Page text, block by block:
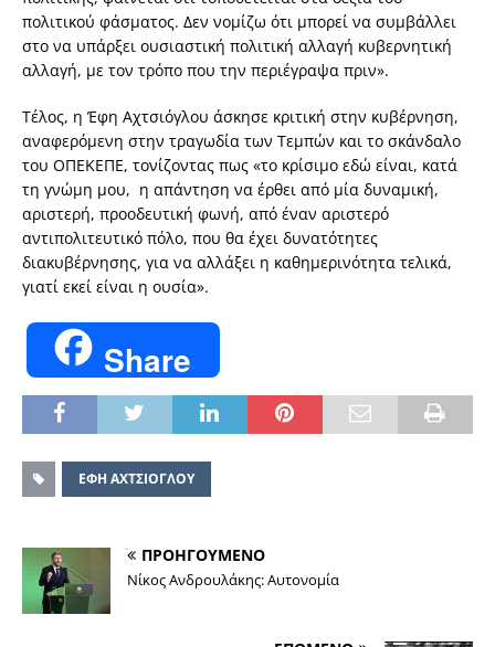
πολιτικού φάσματος. Δεν νομίζω ότι μπορεί να συμβάλλει
στο να υπάρξει ουσιαστική πολιτική αλλαγή κυβερνητική
αλλαγή, με τον τρόπο που την περιέγραψα πριν».
Τέλος, η Έφη Αχτσιόγλου άσκησε κριτική στην κυβέρνηση,
αναφερόμενη στην τραγωδία των Τεμπών και το σκάνδαλο
του ΟΠΕΚΕΠΕ, τονίζοντας πως «το κρίσιμο εδώ είναι, κατά
τη γνώμη μου, η απάντηση να έρθει από μία δυναμική,
αριστερή, προοδευτική φωνή, από έναν αριστερό
αντιπολιτευτικό πόλο, που θα έχει δυνατότητες
διακυβέρνησης, για να αλλάξει η καθημερινότητα τελικά,
γιατί εκεί είναι η ουσία».
Share
ΕΦΗ ΑΧΤΣΙΟΓΛΟΥ
ΠΡΟΗΓΟΥΜΕΝΟ
Νίκος Ανδρουλάκης: Αυτονομία